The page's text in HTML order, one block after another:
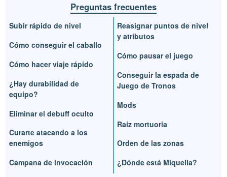
Preguntas frecuentes
Subir rápido de nivel
Cómo conseguir el caballo
Cómo hacer viaje rápido
¿Hay durabilidad de
equipo?
Eliminar el debuff oculto
Curarte atacando a los
enemigos
Campana de invocación
Reasignar puntos de nivel
y atributos
Cómo pausar el juego
Conseguir la espada de
Juego de Tronos
Mods
Raíz mortuoria
Orden de las zonas
¿Dónde está Miquella?